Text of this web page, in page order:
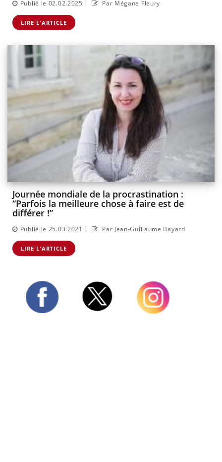
Publié le 02.02.2025 | Par Mégane Fleury
LIRE L'ARTICLE
Journée mondiale de la procrastination :
“Parfois la meilleure chose à faire est de
différer !”
Publié le 25.03.2021 | Par Jean-Guillaume Bayard
LIRE L'ARTICLE